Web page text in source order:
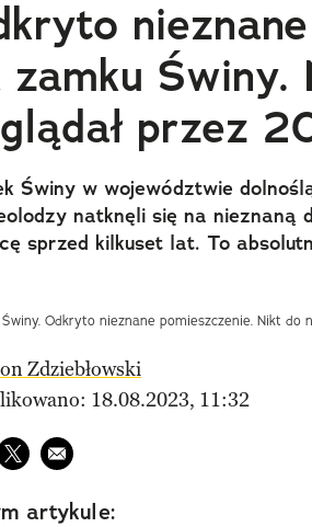
zamku
przez
Świny w województwie
natknęli się na nieznaną
sprzed kilkuset lat. To
Odkryto nieznane pomieszczenie. Nikt
Zdziebłowski
18.08.2023, 11:32
na facebook
na twitter
E-mail do przyjaciela
artykule: